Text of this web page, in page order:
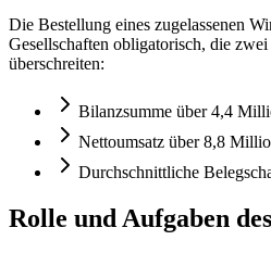
Die Bestellung eines zugelassenen
Gesellschaften obligatorisch, die
überschreiten:
Bilanzsumme über 4,4
Nettoumsatz über 8,8
Durchschnittliche
Rolle und Aufgaben